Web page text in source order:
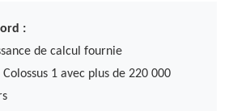
:
de calcul fournie
1 avec plus de 220 000